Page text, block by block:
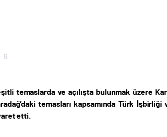
6
temaslarda ve açılışta bulunmak üzere
temasları kapsamında Türk
etti.